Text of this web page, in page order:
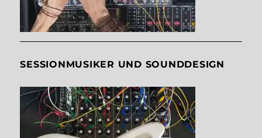
SESSIONMUSIKER UND SOUNDDESIGN